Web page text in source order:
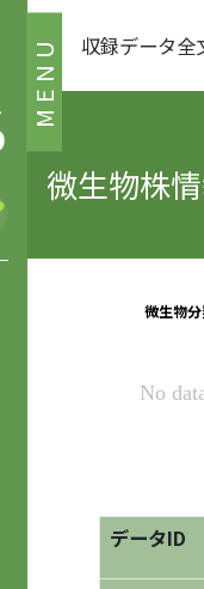
MENU 収録データ全
微生物株
データID